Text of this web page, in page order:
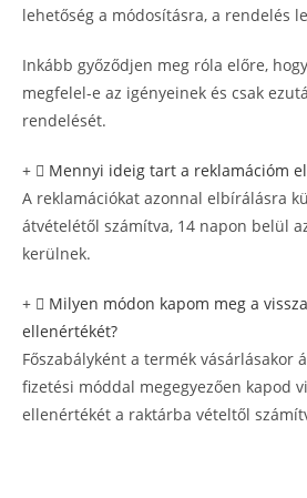
lehetőség a módosításra, a rendelés
Inkább győződjen meg róla előre,
megfelel-e az igényeinek és csak
rendelését.
Mennyi ideig tart a reklamációm
A reklamációkat azonnal elbírálásra
átvételétől számítva, 14 napon belül
kerülnek.
Milyen módon kapom meg a
ellenértékét?
Főszabályként a termék vásárlásakor
fizetési móddal megegyezően kapod
ellenértékét a raktárba vételtől